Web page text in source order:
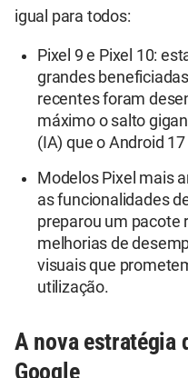
igual para todos:
Pixel 9 e Pixel 10:
grandes
recentes foram
máximo o salto
(IA) que o Android
Modelos Pixel mais
as funcionalidades
preparou um pacote
melhorias de
visuais que
utilização.
A nova estratégia
Google